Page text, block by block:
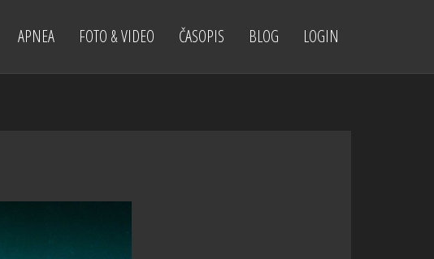
APNEA FOTO & VIDEO ČASOPIS BLOG LOGIN